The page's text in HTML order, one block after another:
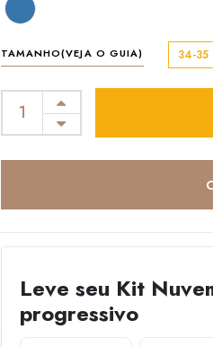
TAMANHO(VEJA O GUIA) 34-35
Leve seu Kit
progressivo